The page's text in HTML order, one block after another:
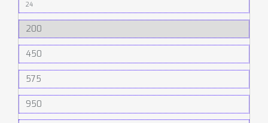
24
200
450
575
950